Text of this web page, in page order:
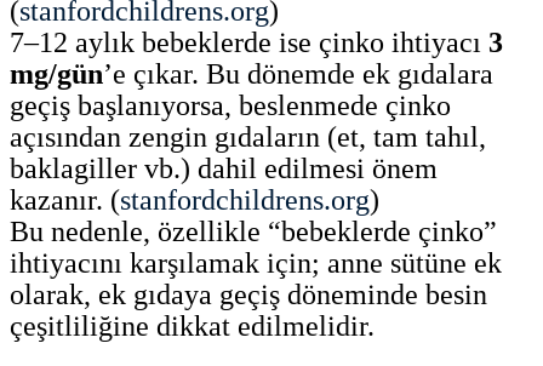
(stanfordchildrens.org)
7–12 aylık bebeklerde ise çinko ihtiyacı 3
mg/gün’e çıkar. Bu dönemde ek gıdalara
geçiş başlanıyorsa, beslenmede çinko
açısından zengin gıdaların (et, tam tahıl,
baklagiller vb.) dahil edilmesi önem
kazanır. (stanfordchildrens.org)
Bu nedenle, özellikle “bebeklerde çinko”
ihtiyacını karşılamak için; anne sütüne ek
olarak, ek gıdaya geçiş döneminde besin
çeşitliliğine dikkat edilmelidir.